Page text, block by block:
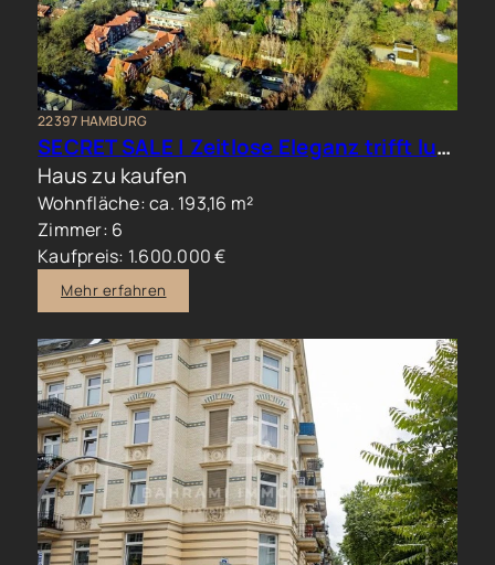
22397 HAMBURG
SECRET SALE | Zeitlose Eleganz trifft luxuriöses Familienwohnen im Hamburger Norden
Haus zu kaufen
Wohnfläche: ca. 193,16 m²
Zimmer: 6
Kaufpreis: 1.600.000 €
Mehr erfahren